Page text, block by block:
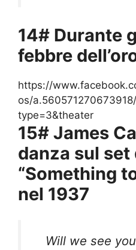
14# Durante
febbre
https://
os/
type=3&theater
15# James
danza sul set
“Something
nel 1937
Will we see